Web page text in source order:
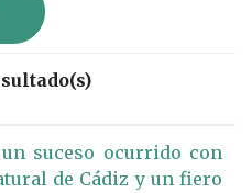
suceso ocurrido con
de Cádiz y un fiero